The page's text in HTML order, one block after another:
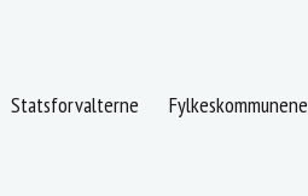
Statsforvalterne Fylkeskommunene